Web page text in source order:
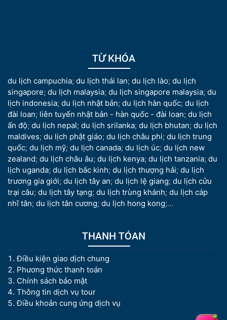
TỪ KHÓA
du lịch campuchia; du lịch thái lan; du lịch lào; du lịch
singapore; du lịch malaysia; du lịch singapore malaysia; du
lịch indonesia; du lịch nhật bản; du lịch hàn quốc; du lịch
đài loan; liên tuyến nhật bản - hàn quốc - đài loan; du lịch
ấn độ; du lịch nepal; du lịch srilanka; du lịch bhutan; du lịch
maldives; du lịch phật giáo; du lịch châu phi; du lịch trung
quốc; du lịch mỹ; du lịch canada; du lịch úc; du lịch new
zealand; du lịch châu âu; du lịch kenya; du lịch tanzania; du
lịch uganda; du lịch bắc kinh; du lịch thượng hải; du lịch
trương gia giới; du lịch tây an; du lịch lệ giang; du lịch cửu
trại câu; du lịch tây tạng; du lịch trùng khánh; du lịch cáp
nhĩ tân; du lịch tân cương; du lịch hong kong;...
THANH TÓAN
Điều kiện giao dịch chung
Phương thức thanh toán
Chính sách bảo mật
Thông tin dịch vụ tour
Điều khoản cung ứng dịch vụ